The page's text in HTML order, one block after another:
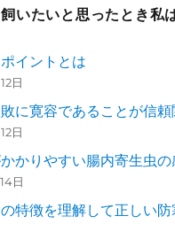
いたいと思ったとき私
イントとは
日
に寛容であることが信
日
かりやすい腸内寄生虫
日
特徴を理解して正しい防